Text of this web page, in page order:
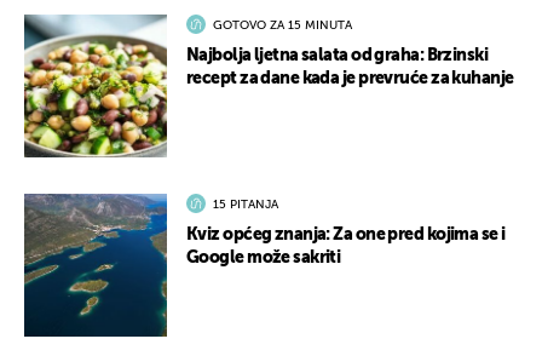
GOTOVO ZA 15 MINUTA
Najbolja ljetna salata od graha: Brzinski
recept za dane kada je prevruće za kuhanje
15 PITANJA
Kviz općeg znanja: Za one pred kojima se i
Google može sakriti